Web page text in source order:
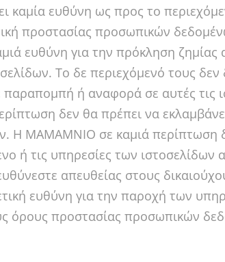
καμία ευθύνη ως προς το
προστασίας προσωπικών
ευθύνη για την πρόκληση ζημίας
Το δε περιεχόμενό τους δεν
ή αναφορά σε αυτές τις
δεν θα πρέπει να
Η MAMAMNIO σε καμιά περίπτωση
ή τις υπηρεσίες των ιστοσελίδων
απευθείας στους
ευθύνη για την παροχή των
όρους προστασίας προσωπικών